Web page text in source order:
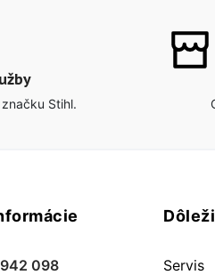
Stihl.
098
Servis